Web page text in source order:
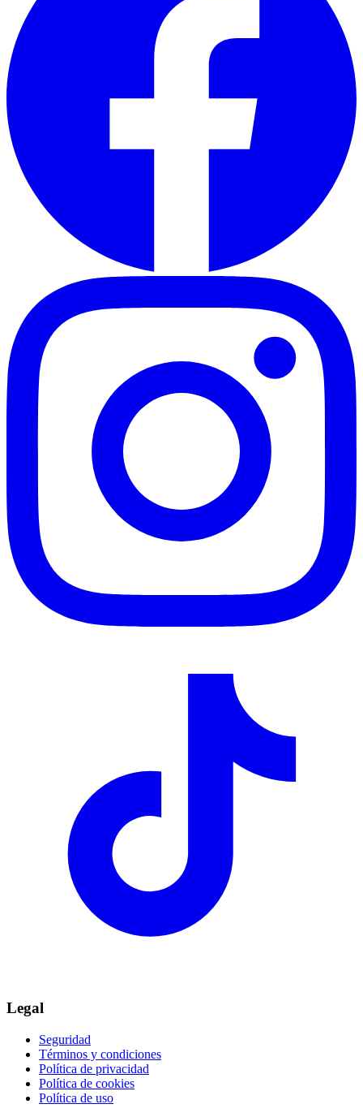
Legal
Seguridad
Términos y condiciones
Política de privacidad
Política de cookies
Política de uso